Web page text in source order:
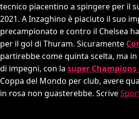
tecnico piacentino a spingere per il
2021. A Inzaghino è piaciuto il suo
precampionato e contro il Chelsea
per il gol di Thuram. Sicuramente
partirebbe come quinta scelta, ma
di impegni, con la super Champions
Coppa del Mondo per club, avere
in rosa non guasterebbe. Scrive